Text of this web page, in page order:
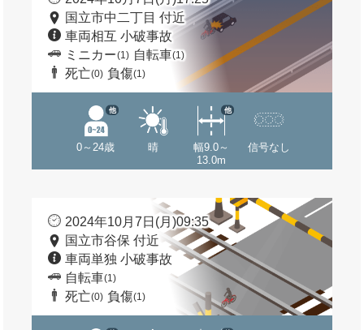
国立市中二丁目 付近
車両相互 小破事故
ミニカー(1) 自転車(1)
死亡(0) 負傷(1)
0～24歳
他
晴
幅9.0～
13.0m
他
信号なし
2024年10月7日(月)09:35
国立市谷保 付近
車両単独 小破事故
自転車(1)
死亡(0) 負傷(1)